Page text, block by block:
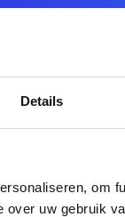
Details
om
uw gebruik